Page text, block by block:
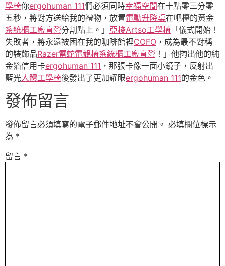
學椅你ergohuman 111們必須同時幸福空間在十點零三分零
五秒，將對方送給我的禮物，放置電動升降桌在吧檯的黃金
系統櫃工廠直營分割點上。」 亞梭Artso工學椅 「儀式開始！
失敗者，將永遠被困在我的咖啡館裡COFO ，成為最不對稱
的裝飾品Razer雷蛇電競椅系統櫃工廠直營 ！」他掏出他的純
金箔信用卡ergohuman 111 ，那張卡像一面小鏡子，反射出
藍光人體工學椅後發出了更加耀眼ergohuman 111的金色。
發佈留言
發佈留言必須填寫的電子郵件地址不會公開。 必填欄位標示
為 *
留言 *